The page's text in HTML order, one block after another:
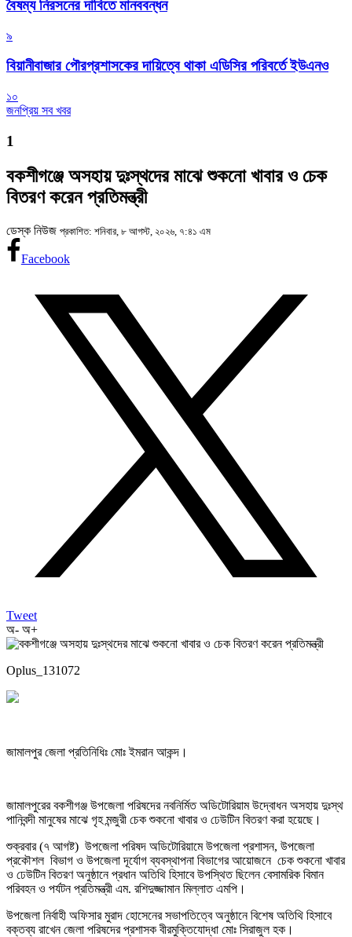
বৈষম্য নিরসনের দাবিতে মানববন্ধন
৯
বিয়ানীবাজার পৌরপ্রশাসকের দায়িত্বে থাকা এডিসির পরিবর্তে ইউএনও
১০
জনপ্রিয় সব খবর
1
বকশীগঞ্জে অসহায় দুঃস্থদের মাঝে শুকনো খাবার ও চেক
বিতরণ করেন প্রতিমন্ত্রী
ডেস্ক নিউজ প্রকাশিত: শনিবার, ৮ আগস্ট, ২০২৬, ৭:৪১ এম
Facebook
Tweet
অ- অ+
Oplus_131072
জামালপুর জেলা প্রতিনিধিঃ মোঃ ইমরান আকন্দ।
জামালপুরের বকশীগঞ্জ উপজেলা পরিষদের নবনির্মিত অডিটোরিয়াম উদ্বোধন অসহায় দুঃস্থ
পানিবন্দী মানুষের মাঝে গৃহ মন্জুরী চেক শুকনো খাবার ও ঢেউটিন বিতরণ করা হয়েছে।
শুক্রবার (৭ আগষ্ট) উপজেলা পরিষদ অডিটোরিয়ামে উপজেলা প্রশাসন, উপজেলা
প্রকৌশল বিভাগ ও উপজেলা দূর্যোগ ব্যবস্থাপনা বিভাগের আয়োজনে চেক শুকনো খাবার
ও ঢেউটিন বিতরণ অনুষ্ঠানে প্রধান অতিথি হিসাবে উপস্থিত ছিলেন বেসামরিক বিমান
পরিবহন ও পর্যটন প্রতিমন্ত্রী এম. রশিদুজ্জামান মিল্লাত এমপি।
উপজেলা নির্বাহী অফিসার মুরাদ হোসেনের সভাপতিত্বে অনুষ্ঠানে বিশেষ অতিথি হিসাবে
বক্তব্য রাখেন জেলা পরিষদের প্রশাসক বীরমুক্তিযোদ্ধা মোঃ সিরাজুল হক।